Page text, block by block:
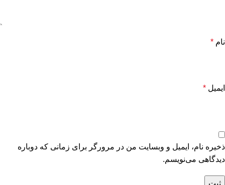
نام *
ایمیل *
ذخیره نام، ایمیل و وبسایت من در مرورگر برای زمانی که دوباره
دیدگاهی می‌نویسم.